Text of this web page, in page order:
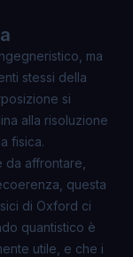
ma
stessi della
si
alla risoluzione
fisica.
affrontare,
questa
di Oxford ci
quantistico è
utile, e che i